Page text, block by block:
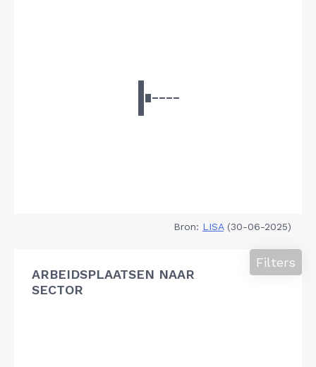
Bron: LISA(30-06-2025)
ARBEIDSPLAATSEN NAAR
SECTOR
Filters